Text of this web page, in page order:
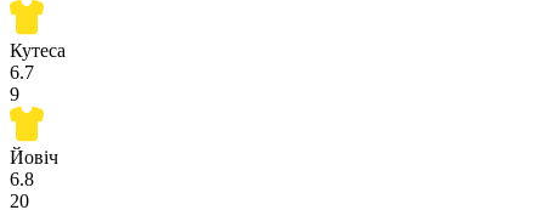
Кутеса
6.7
9
Йовіч
6.8
20